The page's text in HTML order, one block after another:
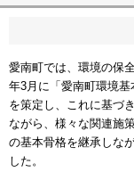
愛南町では、環境の保
年3月に「愛南町環境基
を策定し、これに基づ
ながら、様々な関連施
の基本骨格を継承しな
した。